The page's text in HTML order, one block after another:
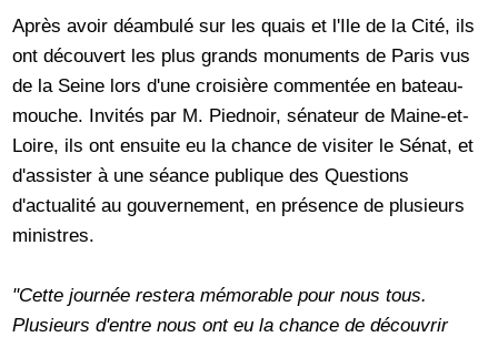
Après avoir déambulé sur les quais et l'Ile de la Cité, ils
ont découvert les plus grands monuments de Paris vus
de la Seine lors d'une croisière commentée en bateau-
mouche. Invités par M. Piednoir, sénateur de Maine-et-
Loire, ils ont ensuite eu la chance de visiter le Sénat, et
d'assister à une séance publique des Questions
d'actualité au gouvernement, en présence de plusieurs
ministres.
"Cette journée restera mémorable pour nous tous.
Plusieurs d'entre nous ont eu la chance de découvrir